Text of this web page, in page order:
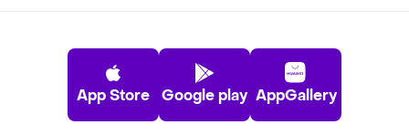
App Store Google play AppGallery